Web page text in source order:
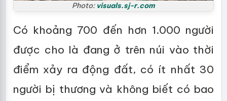
Photo: visuals.sj-r.com
Có khoảng 700 đến hơn 1.000 người
được cho là đang ở trên núi vào thời
điểm xảy ra động đất, có ít nhất 30
người bị thương và không biết có bao